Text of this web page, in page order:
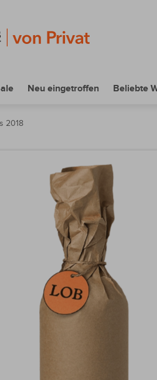
Neu eingetroffen Beliebte
2018